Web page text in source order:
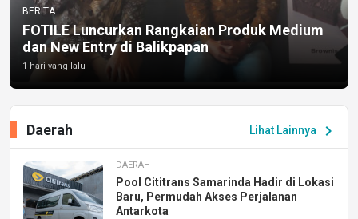
BERITA
FOTILE Luncurkan Rangkaian Produk Medium
dan New Entry di Balikpapan
1 hari yang lalu
Lihat Lainnya chevron_right
Daerah
DAERAH
Pool Cititrans Samarinda Hadir di Lokasi
Baru, Permudah Akses Perjalanan
Antarkota